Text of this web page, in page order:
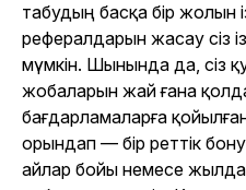
табудың басқа бір жолын
рефералдарын жасау сіз
мүмкін. Шынында да, сіз
жобаларын жай ғана
бағдарламаларға
орындап — бір реттік
айлар бойы немесе